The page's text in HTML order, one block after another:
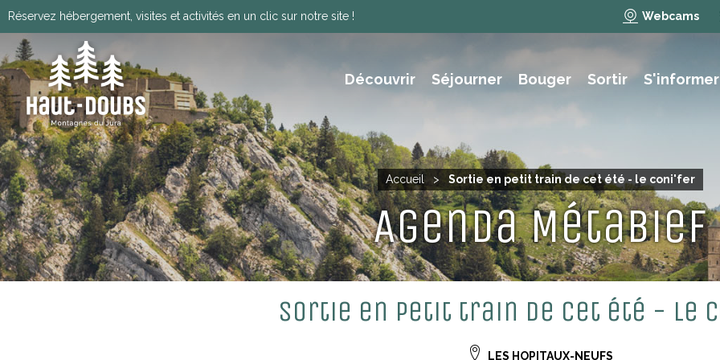
Réservez hébergement, visites et activités en un clic sur notre site ! Webcams
Découvrir Séjourner Bouger Sortir S'informer
Accueil > Sortie en petit train de cet été - le coni'fer
Agenda Métabief
Sortie en petit train de cet été - le
LES HOPITAUX-NEUFS